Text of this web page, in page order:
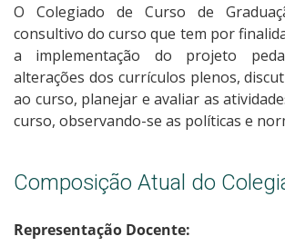
Colegiado de Engenharia Elétrica
Colegiado de Enfermagem
Núcleo Docente Estruturante Eng. Elétrica
Núcleo Docente Estruturante Enfermagem
Núcleo Docente Estruturante Eng.
O Colegiado de Curso de
consultivo do curso que tem por
a implementação do projeto
alterações dos currículos plenos,
ao curso, planejar e avaliar as
curso, observando-se as políticas e
Composição Atual do
Representação Docente: